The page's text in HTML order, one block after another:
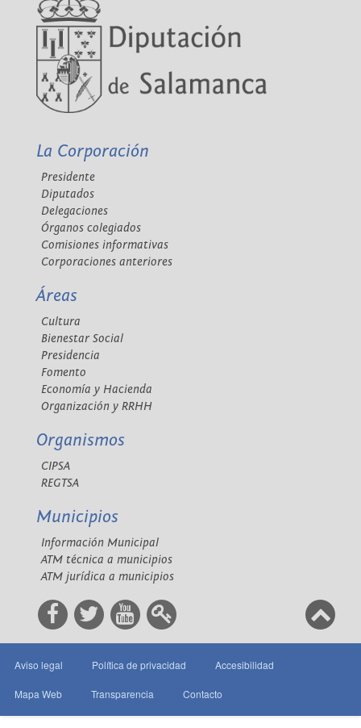
La Corporación
Presidente
Diputados
Delegaciones
Órganos colegiados
Comisiones informativas
Corporaciones anteriores
Áreas
Cultura
Bienestar Social
Presidencia
Fomento
Economía y Hacienda
Organización y RRHH
Organismos
CIPSA
REGTSA
Municipios
Información Municipal
ATM técnica a municipios
ATM jurídica a municipios
Aviso legal Política de privacidad Accesibilidad
Mapa Web Transparencia Contacto